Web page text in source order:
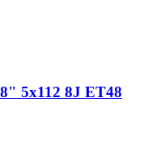
5x112 8J ET48